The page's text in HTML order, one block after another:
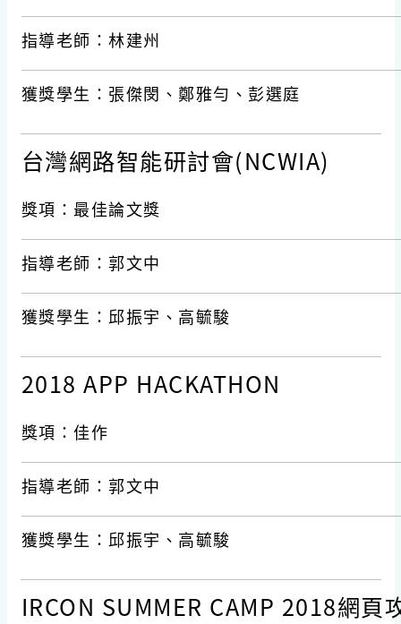
指導老師：林建州
獲獎學生：張傑閔、鄭雅勻、彭選庭
台灣網路智能研討會(NCWIA)
獎項：最佳論文獎
指導老師：郭文中
獲獎學生：邱振宇、高毓駿
2018 APP HACKATHON
獎項：佳作
指導老師：郭文中
獲獎學生：邱振宇、高毓駿
IRCON SUMMER CAMP 2018網頁